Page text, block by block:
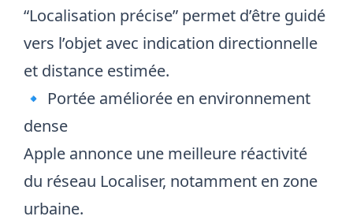
“Localisation précise” permet d’être guidé
vers l’objet avec indication directionnelle
et distance estimée.
🔹 Portée améliorée en environnement
dense
Apple annonce une meilleure réactivité
du réseau Localiser, notamment en zone
urbaine.